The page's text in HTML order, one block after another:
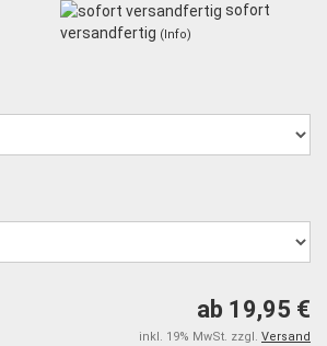
sofort
versandfertig (Info)
ab 19,95 €
inkl. 19% MwSt. zzgl. Versand